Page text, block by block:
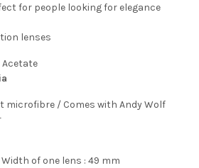
for people looking for elegance
lenses
Acetate
microfibre / Comes with Andy Wolf
of one lens : 49 mm